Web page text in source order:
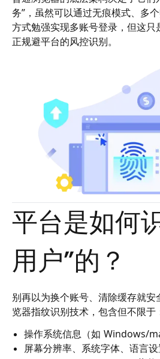
务”，虽然可以通过无痕模式、多
方式勉强实现多账号登录，但这只
正规避平台的风控识别。
平台是如何
用户”的？
别再以为换个账号、清除缓存就安
览器指纹识别技术，包含但不限于
操作系统信息（如 Windows/
屏幕分辨率、系统字体、语言设